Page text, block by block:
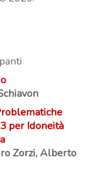
per Idoneità
Zorzi, Alberto